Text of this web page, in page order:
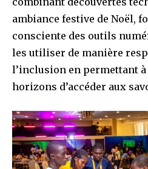
ambiance festive de Noël,
consciente des outils
les utiliser de manière
l’inclusion en permettant
horizons d’accéder aux